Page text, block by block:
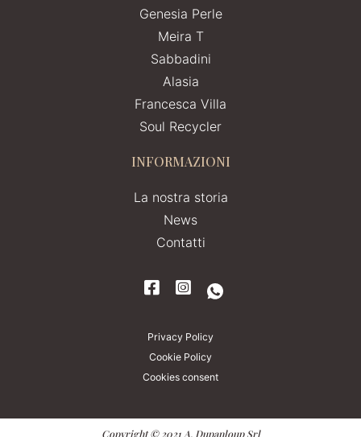
Genesia Perle
Meira T
Sabbadini
Alasia
Francesca Villa
Soul Recycler
INFORMAZIONI
La nostra storia
News
Contatti
Privacy Policy
Cookie Policy
Cookies consent
Copyright © 2021 A. Dupanloup Srl